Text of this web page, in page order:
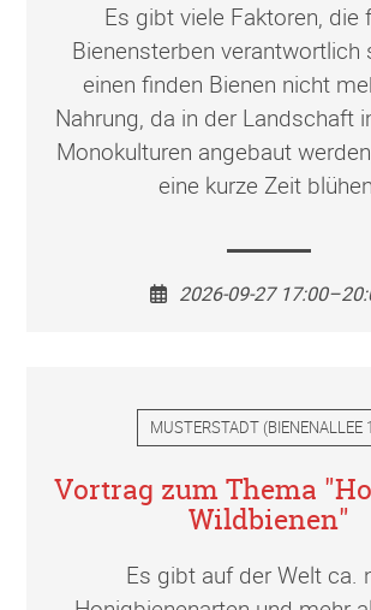
Es gibt viele Faktoren, die
Bienensterben verantwortlich
einen finden Bienen nicht
Nahrung, da in der Landschaft
Monokulturen angebaut
eine kurze Zeit
2026-09-27
MUSTERSTADT (BIENENALLEE
Vortrag zum Thema
Wildbienen"
Es gibt auf der Welt ca.